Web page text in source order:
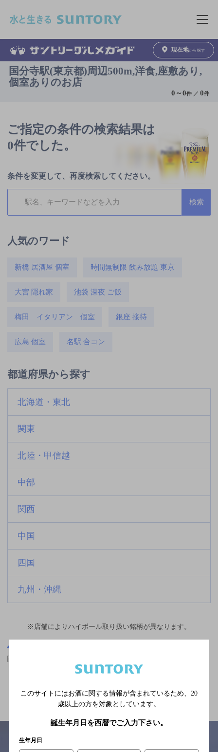
メニュ
現在地から探す
国分寺駅(東京都)周辺500m,洋食,座敷あり,
個室ありのお店
0 ～0件 ／0件
ご指定の条件の検索結果は
0件でした。
条件を変更して、再度検索してください。
人気のワード
新橋 居酒屋 個室 時間無制限 飲み放題 東京
大宮 隠れ家 池袋 深夜 ご飯
梅田 イタリアン 個室 銀座 接待
広島 個室 名駅 合コン
都道府県から探す
北海道・東北
関東
北陸・甲信越
中部
関西
中国
四国
九州・沖縄
※店舗によりハイボール取り扱い銘柄が異なります。
国分寺駅(東京都)周辺500m,洋食,座敷あり,個室ありのお店
関連ページ
このサイトにはお酒に関する情報が含まれているため、 20
歳以上の方を対象としています。
誕生年月日を西暦でご入力下さい。
生年月日